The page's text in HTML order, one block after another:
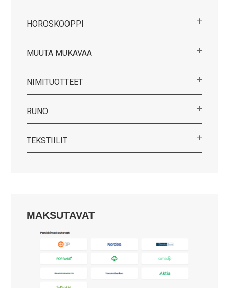
HOROSKOOPPI
MUUTA MUKAVAA
NIMITUOTTEET
RUNO
TEKSTIILIT
MAKSUTAVAT